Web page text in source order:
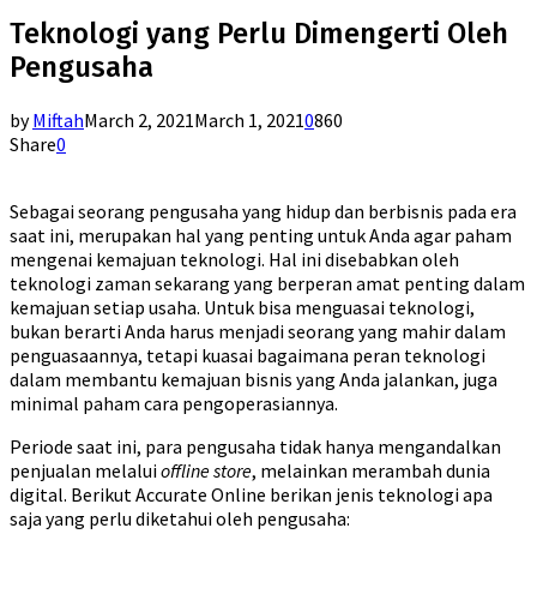
Teknologi yang Perlu Dimengerti Oleh
Pengusaha
byMiftahMarch 2, 2021March 1, 20210860
Share0
Sebagai seorang pengusaha yang hidup dan berbisnis pada era
saat ini, merupakan hal yang penting untuk Anda agar paham
mengenai kemajuan teknologi. Hal ini disebabkan oleh
teknologi zaman sekarang yang berperan amat penting dalam
kemajuan setiap usaha. Untuk bisa menguasai teknologi,
bukan berarti Anda harus menjadi seorang yang mahir dalam
penguasaannya, tetapi kuasai bagaimana peran teknologi
dalam membantu kemajuan bisnis yang Anda jalankan, juga
minimal paham cara pengoperasiannya.
Periode saat ini, para pengusaha tidak hanya mengandalkan
penjualan melaluioffline store, melainkan merambah dunia
digital. Berikut Accurate Online berikan jenis teknologi apa
saja yang perlu diketahui oleh pengusaha: